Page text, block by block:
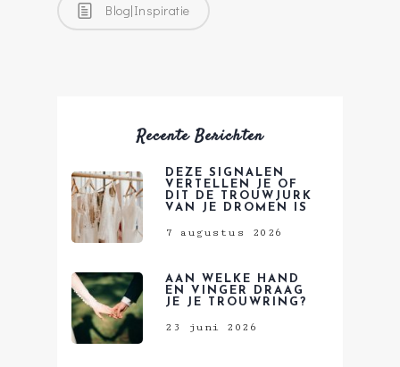
Blog|Inspiratie
Recente Berichten
DEZE SIGNALEN
VERTELLEN JE OF
DIT DE TROUWJURK
VAN JE DROMEN IS
7 augustus 2026
AAN WELKE HAND
EN VINGER DRAAG
JE JE TROUWRING?
23 juni 2026